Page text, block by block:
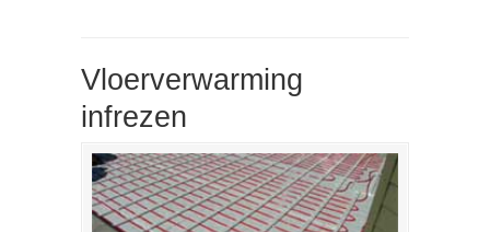
Vloerverwarming
infrezen